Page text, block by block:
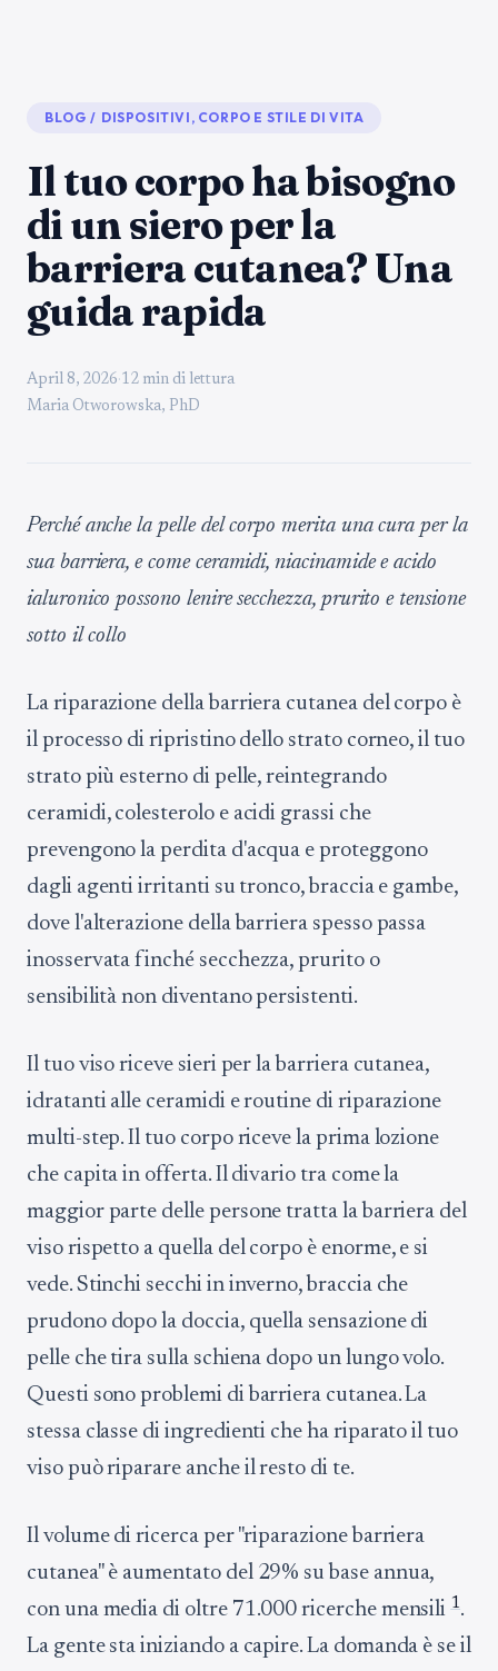
BLOG / DISPOSITIVI, CORPO E STILE DI VITA
Il tuo corpo ha bisogno
di un siero per la
barriera cutanea? Una
guida rapida
April 8, 2026· 12 min di lettura
Maria Otworowska, PhD
Perché anche la pelle del corpo merita una cura per la
sua barriera, e come ceramidi, niacinamide e acido
ialuronico possono lenire secchezza, prurito e tensione
sotto il collo
La riparazione della barriera cutanea del corpo è
il processo di ripristino dello strato corneo, il tuo
strato più esterno di pelle, reintegrando
ceramidi, colesterolo e acidi grassi che
prevengono la perdita d'acqua e proteggono
dagli agenti irritanti su tronco, braccia e gambe,
dove l'alterazione della barriera spesso passa
inosservata finché secchezza, prurito o
sensibilità non diventano persistenti.
Il tuo viso riceve sieri per la barriera cutanea,
idratanti alle ceramidi e routine di riparazione
multi-step. Il tuo corpo riceve la prima lozione
che capita in offerta. Il divario tra come la
maggior parte delle persone tratta la barriera del
viso rispetto a quella del corpo è enorme, e si
vede. Stinchi secchi in inverno, braccia che
prudono dopo la doccia, quella sensazione di
pelle che tira sulla schiena dopo un lungo volo.
Questi sono problemi di barriera cutanea. La
stessa classe di ingredienti che ha riparato il tuo
viso può riparare anche il resto di te.
Il volume di ricerca per "riparazione barriera
cutanea" è aumentato del 29% su base annua,
con una media di oltre 71.000 ricerche mensili1.
La gente sta iniziando a capire. La domanda è se il